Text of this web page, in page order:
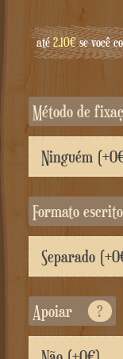
até2.10€se você
Método de
Formato escrito
Apoiar ?